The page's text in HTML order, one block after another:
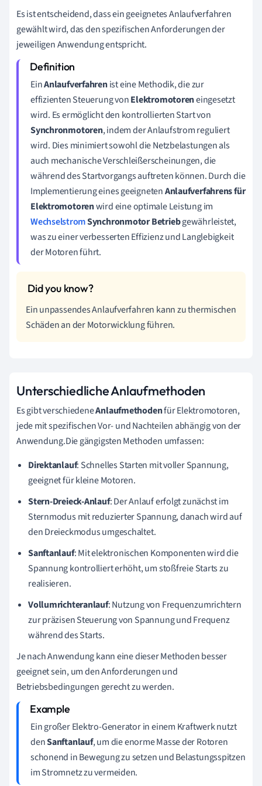
Es ist entscheidend, dass ein geeignetes Anlaufverfahren
gewählt wird, das den spezifischen Anforderungen der
jeweiligen Anwendung entspricht.
EinAnlaufverfahrenist eine Methodik, die zur
effizienten Steuerung vonElektromotoreneingesetzt
wird. Es ermöglicht den kontrollierten Start von
Synchronmotoren, indem der Anlaufstrom reguliert
wird. Dies minimiert sowohl die Netzbelastungen als
auch mechanische Verschleißerscheinungen, die
während des Startvorgangs auftreten können. Durch die
Implementierung eines geeignetenAnlaufverfahrens für
Elektromotorenwird eine optimale Leistung im
WechselstromSynchronmotor Betriebgewährleistet,
was zu einer verbesserten Effizienz und Langlebigkeit
der Motoren führt.
Ein unpassendes Anlaufverfahren kann zu thermischen
Schäden an der Motorwicklung führen.
Unterschiedliche Anlaufmethoden
Es gibt verschiedeneAnlaufmethodenfür Elektromotoren,
jede mit spezifischen Vor- und Nachteilen abhängig von der
Anwendung.Die gängigsten Methoden umfassen:
Direktanlauf: Schnelles Starten mit voller Spannung,
geeignet für kleine Motoren.
Stern-Dreieck-Anlauf: Der Anlauf erfolgt zunächst im
Sternmodus mit reduzierter Spannung, danach wird auf
den Dreieckmodus umgeschaltet.
Sanftanlauf: Mit elektronischen Komponenten wird die
Spannung kontrolliert erhöht, um stoßfreie Starts zu
realisieren.
Vollumrichteranlauf: Nutzung von Frequenzumrichtern
zur präzisen Steuerung von Spannung und Frequenz
während des Starts.
Je nach Anwendung kann eine dieser Methoden besser
geeignet sein, um den Anforderungen und
Betriebsbedingungen gerecht zu werden.
Ein großer Elektro-Generator in einem Kraftwerk nutzt
denSanftanlauf, um die enorme Masse der Rotoren
schonend in Bewegung zu setzen und Belastungsspitzen
im Stromnetz zu vermeiden.